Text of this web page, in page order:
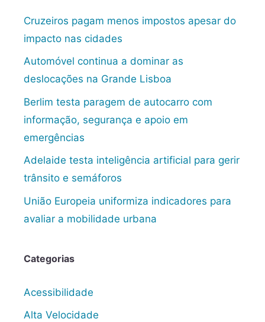
Cruzeiros pagam menos impostos apesar do
impacto nas cidades
Automóvel continua a dominar as
deslocações na Grande Lisboa
Berlim testa paragem de autocarro com
informação, segurança e apoio em
emergências
Adelaide testa inteligência artificial para gerir
trânsito e semáforos
União Europeia uniformiza indicadores para
avaliar a mobilidade urbana
Categorias
Acessibilidade
Alta Velocidade